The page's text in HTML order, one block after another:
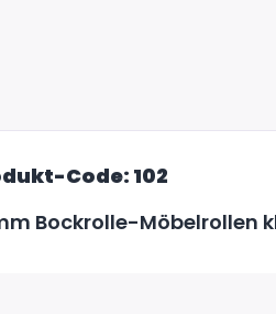
Code: 102
Bockrolle-Möbelrollen